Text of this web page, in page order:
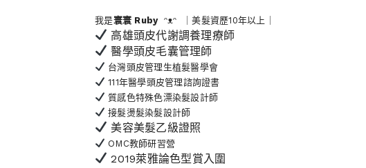
我是寰寰 Ruby ᵔᴥᵔ ｜美髮資歷10年以上｜
高雄頭皮代謝調養理療師
醫學頭皮毛囊管理師
台灣頭皮管理生植髮醫學會
111年醫學頭皮管理諮詢證書
質感色特殊色漂染髮設計師
接髮燙髮染髮設計師
美容美髮乙級證照
OMC教師研習營
2019萊雅論色型賞入圍